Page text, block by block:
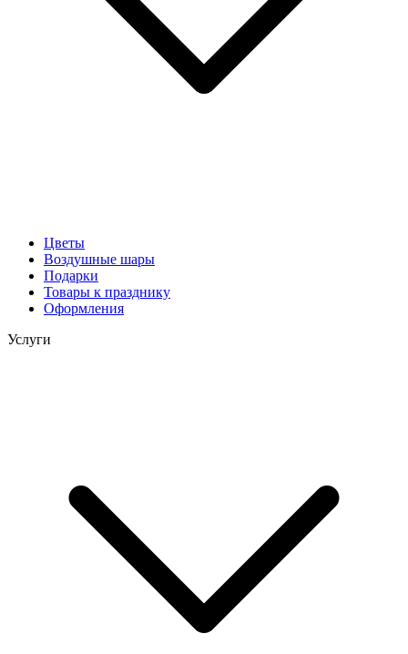
Цветы
Воздушные шары
Подарки
Товары к празднику
Оформления
Услуги